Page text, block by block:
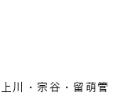
川・宗谷・留萌管